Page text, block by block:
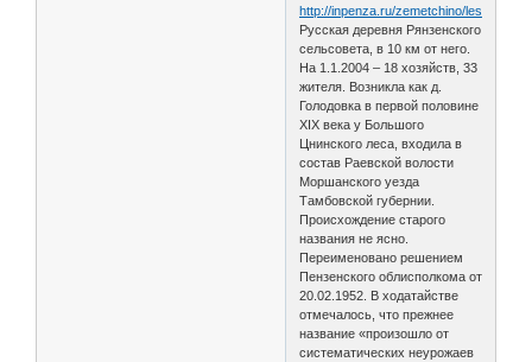
http://inpenza.ru/zemetchino/
Русская деревня Рянзенского
сельсовета, в 10 км от него.
На 1.1.2004 – 18 хозяйств, 33
жителя. Возникла как д.
Голодовка в первой половине
XIX века у Большого
Цнинского леса, входила в
состав Раевской волости
Моршанского уезда
Тамбовской губернии.
Происхождение старого
названия не ясно.
Переименовано решением
Пензенского облисполкома от
20.02.1952. В ходатайстве
отмечалось, что прежнее
название «произошло от
систематических неурожаев